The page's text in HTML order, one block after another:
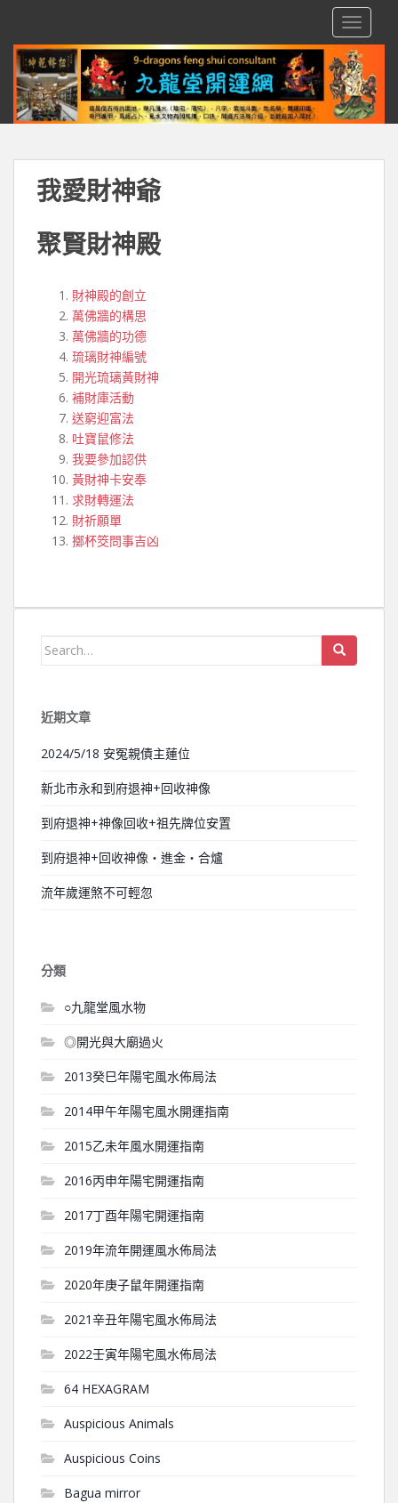
我愛財神爺
聚賢財神殿
財神殿的創立
萬佛牆的構思
萬佛牆的功德
琉璃財神編號
開光琉璃黃財神
補財庫活動
送窮迎富法
吐寶鼠修法
我要參加認供
黃財神卡安奉
求財轉運法
財祈願單
擲杯筊問事吉凶
Search for:
近期文章
2024/5/18 安冤親債主蓮位
新北市永和到府退神+回收神像
到府退神+神像回收+祖先牌位安置
到府退神+回收神像‧進金‧合爐
流年歲運煞不可輕忽
分類
○九龍堂風水物
◎開光與大廟過火
2013癸巳年陽宅風水佈局法
2014甲午年陽宅風水開運指南
2015乙未年風水開運指南
2016丙申年陽宅開運指南
2017丁酉年陽宅開運指南
2019年流年開運風水佈局法
2020年庚子鼠年開運指南
2021辛丑年陽宅風水佈局法
2022壬寅年陽宅風水佈局法
64 HEXAGRAM
Auspicious Animals
Auspicious Coins
Bagua mirror